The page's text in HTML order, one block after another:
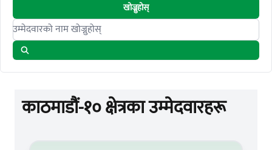
खोज्नुहोस्
Search candidates
काठमाडौं-१० क्षेत्रका उम्मेदवारहरू